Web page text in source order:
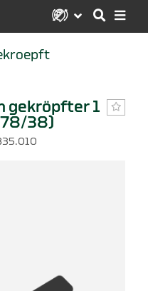
gekröpfter 1
38)